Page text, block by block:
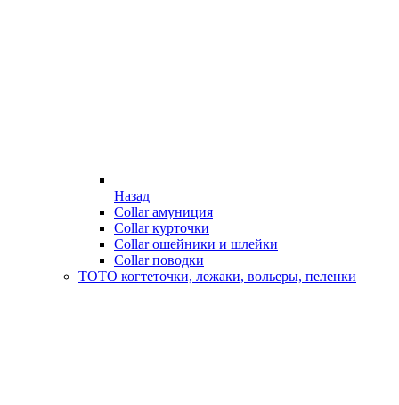
Назад
Collar амуниция
Collar курточки
Collar ошейники и шлейки
Collar поводки
ТОТО когтеточки, лежаки, вольеры, пеленки